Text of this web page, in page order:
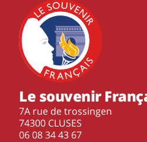
Le souvenir
7A rue de trossingen
74300 CLUSES
‭06 08 34 43 67‬